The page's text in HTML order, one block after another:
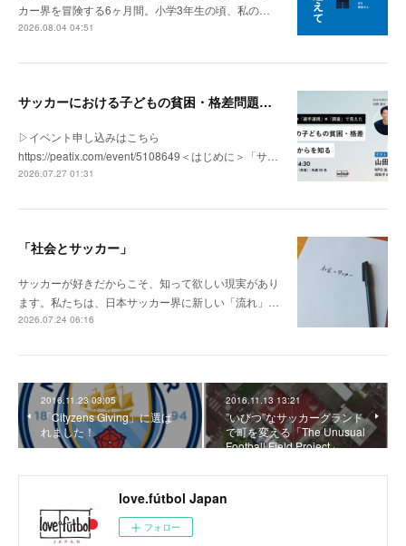
カー界を冒険する6ヶ月間。小学3年生の頃、私の…
2026.08.04 04:51
サッカーにおける子どもの貧困・格差問題の現状 | 「社会とサッカー」vol.1
▷イベント申し込みはこちら
https://peatix.com/event/5108649＜はじめに＞「サ…
2026.07.27 01:31
「社会とサッカー」
サッカーが好きだからこそ、知って欲しい現実があり
ます。私たちは、日本サッカー界に新しい「流れ」…
2026.07.24 06:16
2016.11.23 03:05
「Cityzens Giving」に選ば
れました！
2016.11.13 13:21
”いびつ”なサッカーグランド
で町を変える「The Unusual
Football Field Project」
love.fútbol Japan
フォロー